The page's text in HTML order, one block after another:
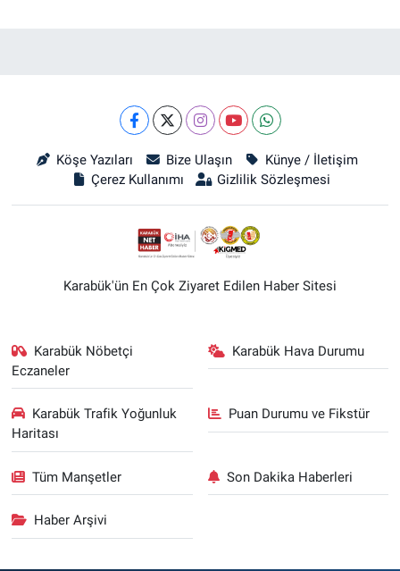
Köşe Yazıları Bize Ulaşın
Künye / İletişim
Çerez Kullanımı
Gizlilik Sözleşmesi
Karabük'ün En Çok Ziyaret Edilen Haber Sitesi
Karabük Nöbetçi
Eczaneler
Karabük Hava Durumu
Karabük Trafik Yoğunluk
Haritası
Puan Durumu ve Fikstür
Tüm Manşetler Son Dakika Haberleri
Haber Arşivi